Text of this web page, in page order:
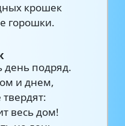
крошек
горошки.
подряд.
и днем,
весь дом!